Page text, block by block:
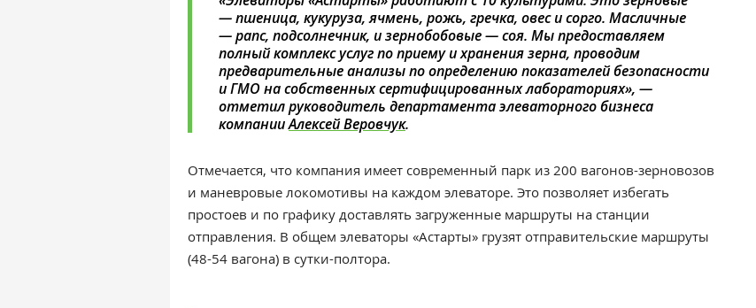
—пшеница, кукуруза, ячмень, рожь, гречка, овес и сорго. Масличные
—рапс, подсолнечник, и зернобобовые—соя. Мы предоставляем
полный комплекс услуг по приему и хранения зерна, проводим
предварительные анализы по определению показателей безопасности
и ГМО на собственных сертифицированных лабораториях», —
отметилруководитель департамента элеваторного бизнеса
компанииАлексей Веровчук.
Отмечается, что компания имеет современный парк из 200 вагонов-зерновозов
и маневровые локомотивы на каждом элеваторе. Это позволяет избегать
простоев и по графику доставлять загруженные маршруты на станции
отправления. В общем элеваторы «Астарты» грузят отправительские маршруты
(48-54 вагона) в сутки-полтора.